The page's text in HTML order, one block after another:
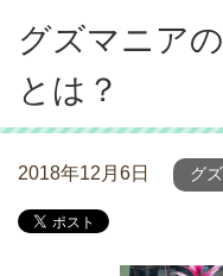
グズマニア
とは？
2018年12月6日 グ